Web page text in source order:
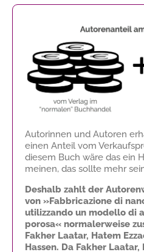
Autorinnen und Autoren
einen Anteil vom
diesem Buch wäre das ein
meinen, das sollte mehr
Deshalb zahlt der
von »Fabbricazione di
utilizzando un modello di
porosa« normalerweise
Fakher Laatar, Hatem
Hassen. Da Fakher